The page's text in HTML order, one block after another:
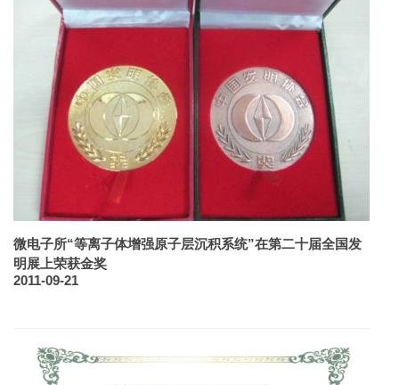
微电子所“等离子体增强原子层沉积系统”在第二十届全国发
明展上荣获金奖
2011-09-21